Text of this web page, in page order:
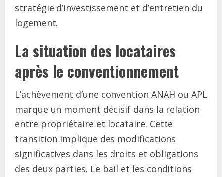
stratégie d’investissement et d’entretien du
logement.
La situation des locataires
après le conventionnement
L’achèvement d’une convention ANAH ou APL
marque un moment décisif dans la relation
entre propriétaire et locataire. Cette
transition implique des modifications
significatives dans les droits et obligations
des deux parties. Le bail et les conditions